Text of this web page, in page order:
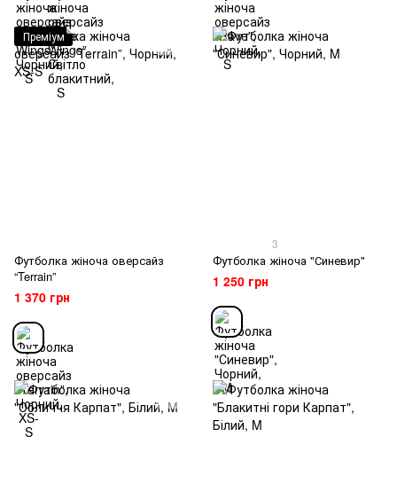
Преміум
Футболка жіноча оверсайз
“Terrain”
1 370 грн
3
Футболка жіноча "Синевир"
1 250 грн